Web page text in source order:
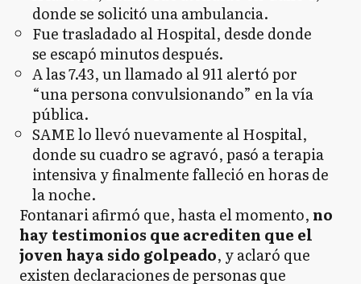
donde se solicitó una ambulancia.
Fue trasladado al Hospital, desde donde
se escapó minutos después.
A las 7.43, un llamado al 911 alertó por
“una persona convulsionando” en la vía
pública.
SAME lo llevó nuevamente al Hospital,
donde su cuadro se agravó, pasó a terapia
intensiva y finalmente falleció en horas de
la noche.
Fontanari afirmó que, hasta el momento, no
hay testimonios que acrediten que el
joven haya sido golpeado, y aclaró que
existen declaraciones de personas que